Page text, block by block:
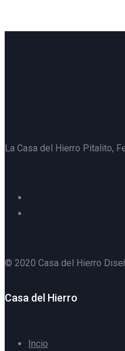
La Casa del Hierro Pitalito,
© 2020 Casa del Hierro
Casa del Hierro
Incio